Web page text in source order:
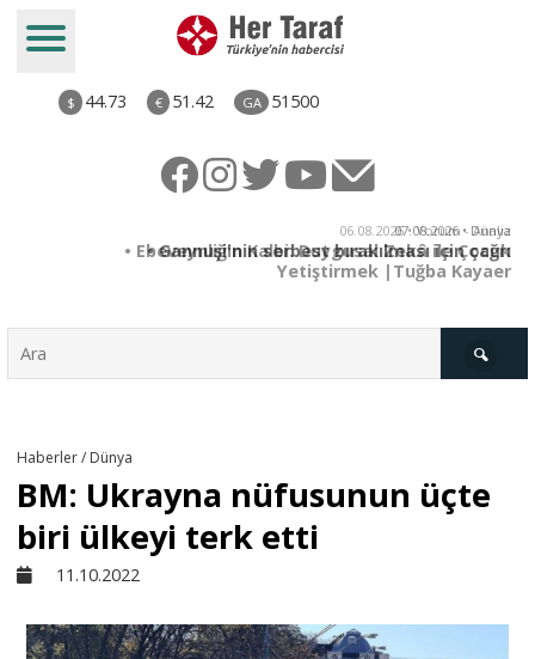
$ 44.73 € 51.42 GA 51500
06.08.2026 • Yorum - Analiz
• Ebeveynliğin Kalbi: Duygusal Zekâ ile Çocuk
Yetiştirmek |Tuğba Kayaer
Derkenar
Haberler / Dünya
BM: Ukrayna nüfusunun üçte
biri ülkeyi terk etti
11.10.2022